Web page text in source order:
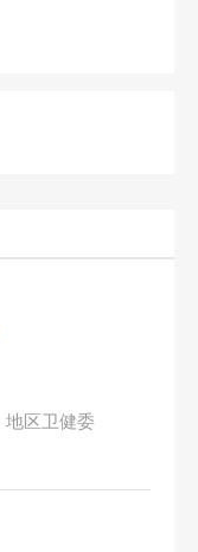
地区卫健委